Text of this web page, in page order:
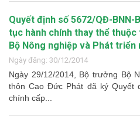
Quyết định số 5672/QĐ-BNN-
tục hành chính thay thể
Bộ Nông nghiệp và Phát triển
Ngày đăng: 30/12/2014
Ngày 29/12/2014, Bộ trưởng Bộ
thôn Cao Đức Phát đã ký Quyết
chính cấp...